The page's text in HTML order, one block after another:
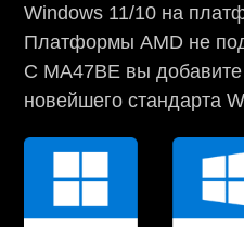
Windows 11/10 на
Платформы AMD не
С MA47BE вы
новейшего стандарта